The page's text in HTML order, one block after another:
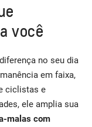
você
no seu dia
em faixa,
ciclistas e
ele amplia sua
malas com